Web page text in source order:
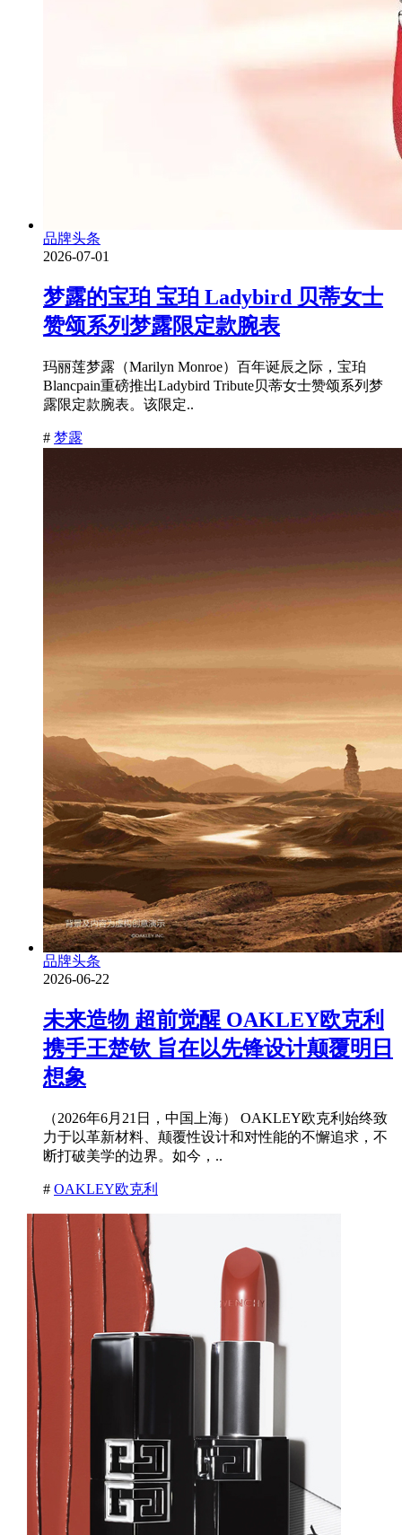
品牌头条
2026-07-01
梦露的宝珀 宝珀 Ladybird 贝蒂女士
赞颂系列梦露限定款腕表
玛丽莲梦露（Marilyn Monroe）百年诞辰之际，宝珀
Blancpain重磅推出Ladybird Tribute贝蒂女士赞颂系列梦
露限定款腕表。该限定..
# 梦露
品牌头条
2026-06-22
未来造物 超前觉醒 OAKLEY欧克利
携手王楚钦 旨在以先锋设计颠覆明日
想象
（2026年6月21日，中国上海） OAKLEY欧克利始终致
力于以革新材料、颠覆性设计和对性能的不懈追求，不
断打破美学的边界。如今，..
# OAKLEY欧克利